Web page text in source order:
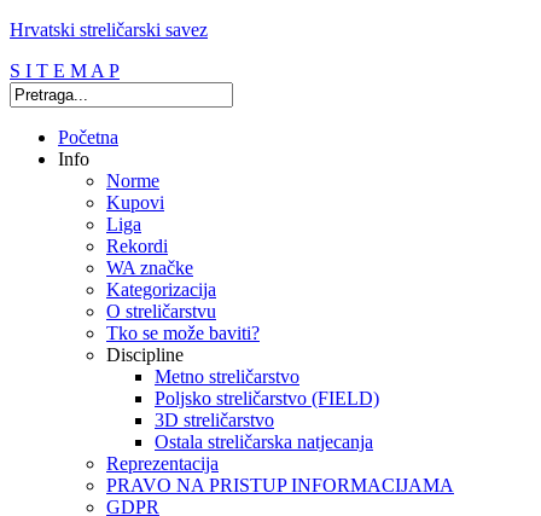
Hrvatski streličarski savez
S I T E M A P
Početna
Info
Norme
Kupovi
Liga
Rekordi
WA značke
Kategorizacija
O streličarstvu
Tko se može baviti?
Discipline
Metno streličarstvo
Poljsko streličarstvo (FIELD)
3D streličarstvo
Ostala streličarska natjecanja
Reprezentacija
PRAVO NA PRISTUP INFORMACIJAMA
GDPR